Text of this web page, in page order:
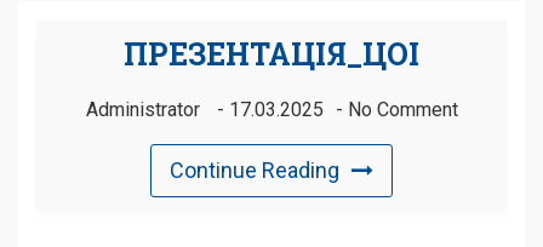
ПРЕЗЕНТАЦІЯ_ЦОІ
Administrator 17.03.2025 No Comment
Continue Reading